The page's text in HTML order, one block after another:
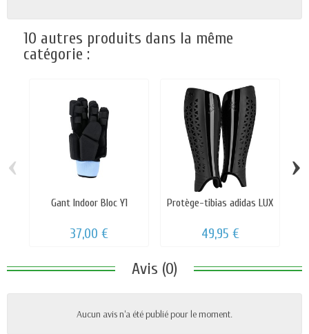
10 autres produits dans la même
catégorie :
Gant Indoor Bloc Y1
37,00 €
Protège-tibias adidas LUX
49,95 €
‹ ›
Avis (0)
Aucun avis n'a été publié pour le moment.